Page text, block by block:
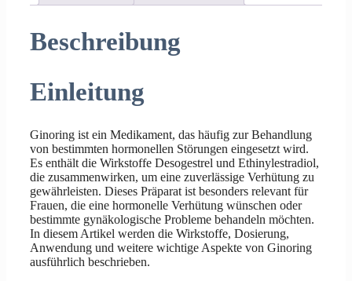
Beschreibung
Einleitung
Ginoring ist ein Medikament, das häufig zur Behandlung
von bestimmten hormonellen Störungen eingesetzt wird.
Es enthält die Wirkstoffe Desogestrel und Ethinylestradiol,
die zusammenwirken, um eine zuverlässige Verhütung zu
gewährleisten. Dieses Präparat ist besonders relevant für
Frauen, die eine hormonelle Verhütung wünschen oder
bestimmte gynäkologische Probleme behandeln möchten.
In diesem Artikel werden die Wirkstoffe, Dosierung,
Anwendung und weitere wichtige Aspekte von Ginoring
ausführlich beschrieben.